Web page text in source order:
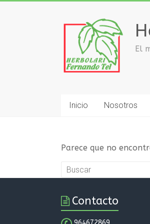
El
Inicio Nosotros
Parece que no
Contacto